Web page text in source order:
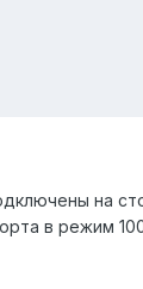
на
в режим